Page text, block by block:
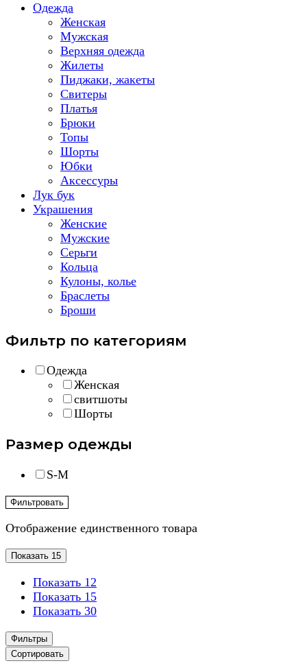
Одежда
Женская
Мужская
Верхняя одежда
Жилеты
Пиджаки, жакеты
Свитеры
Платья
Брюки
Топы
Шорты
Юбки
Аксессуры
Лук бук
Украшения
Женские
Мужские
Серьги
Кольца
Кулоны, колье
Браслеты
Броши
Фильтр по категориям
Одежда
Женская
свитшоты
Шорты
Размер одежды
S-M
Фильтровать
Отображение единственного товара
Показать 15
Показать 12
Показать 15
Показать 30
Фильтры
Сортировать